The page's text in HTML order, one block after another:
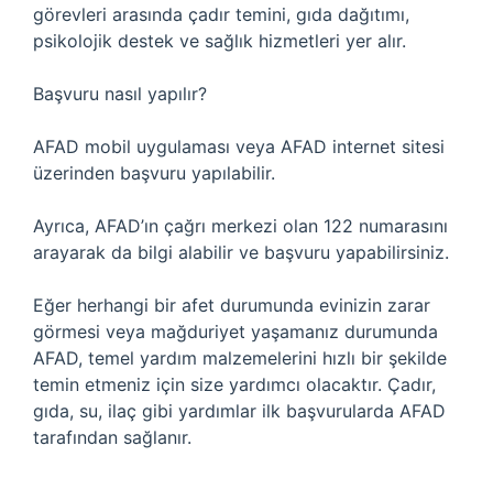
görevleri arasında çadır temini, gıda dağıtımı,
psikolojik destek ve sağlık hizmetleri yer alır.
Başvuru nasıl yapılır?
AFAD mobil uygulaması veya AFAD internet sitesi
üzerinden başvuru yapılabilir.
Ayrıca, AFAD’ın çağrı merkezi olan 122 numarasını
arayarak da bilgi alabilir ve başvuru yapabilirsiniz.
Eğer herhangi bir afet durumunda evinizin zarar
görmesi veya mağduriyet yaşamanız durumunda
AFAD, temel yardım malzemelerini hızlı bir şekilde
temin etmeniz için size yardımcı olacaktır. Çadır,
gıda, su, ilaç gibi yardımlar ilk başvurularda AFAD
tarafından sağlanır.